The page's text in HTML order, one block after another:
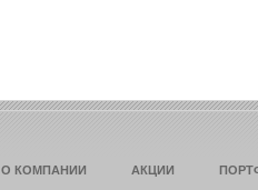
О КОМПАНИИ АКЦИИ